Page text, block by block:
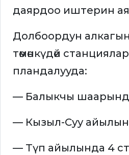
даярдоо иштерин
Долбоордун
төмөнкүдөй
пландалууда:
— Балыкчы
— Кызыл-Суу
— Түп айылында 4